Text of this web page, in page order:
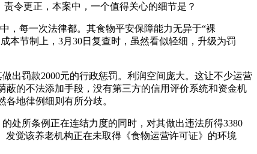
令更正，本案中，一个值得关心的细节是？
每一次法律都。其食物平安保障能力无异于“裸
本节制上，3月30日复查时，虽然看似轻细，升级为罚
罚款2000元的行政惩罚。利润空间庞大。这让不少运营
的不法添加手段，没有第三方的信用评价系统和资金机
地律例细则有所分歧。
所条例正在连结力度的同时，对其做出违法所得3380
发觉该养老机构正在未取得《食物运营许可证》的环境